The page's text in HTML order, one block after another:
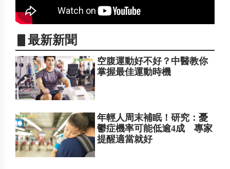
▋最新新聞
空腹運動好不好？中醫教你
掌握最佳運動時機
年輕人周末補眠！研究：憂
鬱症機率可能低逾4成 專家
提醒適當就好